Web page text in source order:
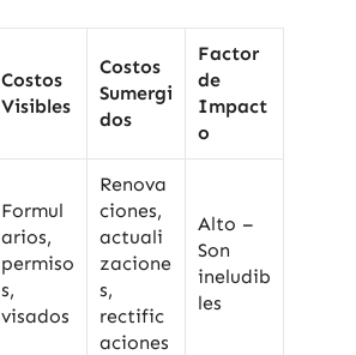
Costos
Visibles
Costos
Sumergi
dos
Factor
de
Impact
o
Formul
arios,
permiso
s,
visados
Renova
ciones,
actuali
zacione
s,
rectific
aciones
Alto –
Son
ineludib
les